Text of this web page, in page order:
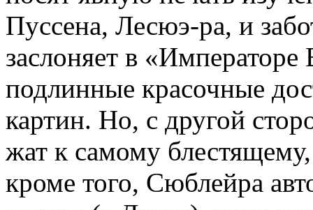
Пуссена, Лесюэ-ра, и
заслоняет в
подлинные красочные
картин. Но, с другой
жат к самому
кроме того, Сюблейра